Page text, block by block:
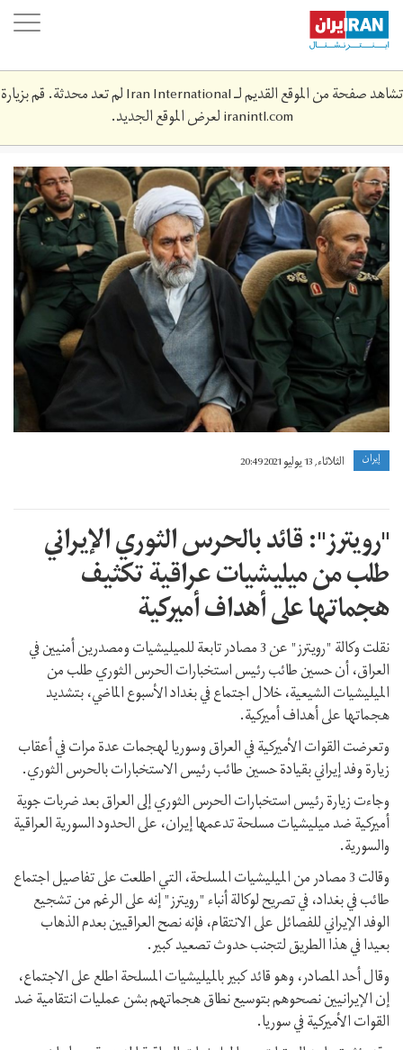
Skip
main
content
تشاهد صفحة من الموقع القديم لـ Iran International لم تعد محدثة. قم بزيارة
iranintl.comلعرض الموقع الجديد.
hsyn-
tyb.jpg
إيران الثلاثاء, 13 يوليو 2021 20:49
"رويترز": قائد بالحرس الثوري الإيراني
طلب من ميليشيات عراقية تكثيف
هجماتها على أهداف أميركية
نقلت وكالة "رويترز" عن 3 مصادر تابعة للميليشيات ومصدرين أمنيين في
العراق، أن حسين طائب رئيس استخبارات الحرس الثوري طلب من
الميليشيات الشيعية، خلال اجتماع في بغداد الأسبوع الماضي، بتشديد
هجماتها على أهداف أميركية.
وتعرضت القوات الأميركية في العراق وسوريا لهجمات عدة مرات في أعقاب
زيارة وفد إيراني بقيادة حسين طائب رئيس الاستخبارات بالحرس الثوري.
وجاءت زيارة رئيس استخبارات الحرس الثوري إلى العراق بعد ضربات جوية
أميركية ضد ميليشيات مسلحة تدعمها إيران، على الحدود السورية العراقية
والسورية.
وقالت 3 مصادر من الميليشيات المسلحة، التي اطلعت على تفاصيل اجتماع
طائب في بغداد، في تصريح لوكالة أنباء "رويترز" إنه على الرغم من تشجيع
الوفد الإيراني للفصائل على الانتقام، فإنه نصح العراقيين بعدم الذهاب
بعيدا في هذا الطريق لتجنب حدوث تصعيد كبير.
وقال أحد المصادر، وهو قائد كبير بالميليشيات المسلحة اطلع على الاجتماع،
إن الإيرانيين نصحوهم بتوسيع نطاق هجماتهم بشن عمليات انتقامية ضد
القوات الأميركية في سوريا.